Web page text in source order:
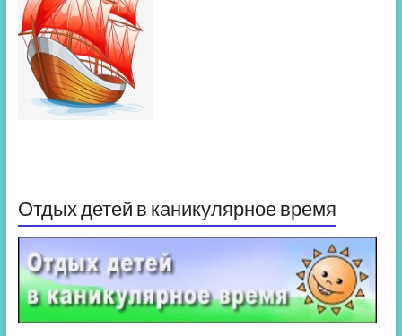
Отдых детей в каникулярное время